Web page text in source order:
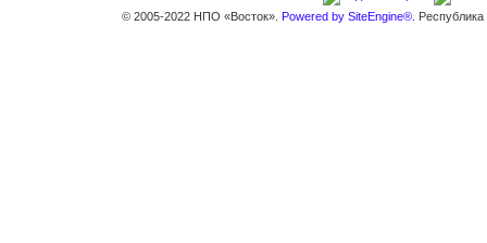
© 2005-2022 НПО «Восток». Powered by SiteEngine®.